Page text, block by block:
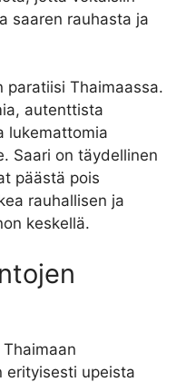
saaren rauhasta ja
paratiisi Thaimaassa.
autenttista
lukemattomia
Saari on täydellinen
päästä pois
rauhallisen ja
keskellä.
erityisesti upeista